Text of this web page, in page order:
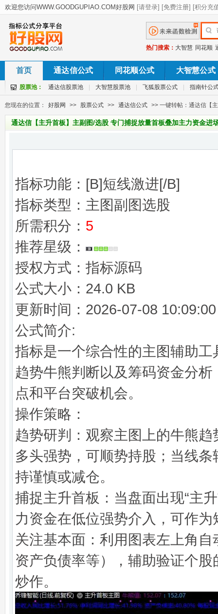
热门搜索： 大智慧 同花顺
首页 通达信公式 同花顺公式 大智慧公式
股票池： 通达信股票池 大智慧股票池 飞狐股票公式 指南针公
您现在的位置： 好股网 >> 股票公式 >> 通达信公式 >> 一键转帖：通达信【
通达信【主升首板】主副图/选股 专门捕捉放量首板叠加主力资金进
指标功能：[B]短线激进[/B]
指标类型：主图副图选股
所需积分： 5
推荐星级：
授权方式：指标源码
公式大小：24.0 KB
更新时间：2026-07-08 10:09:00
公式简介:
指标是一个综合性的主图辅助
趋势牛熊判断以及筹码资金分
点和平台突破机会。
操作策略：
趋势研判：观察主图上的牛熊
多头强势，可顺势持股；当线
持谨慎或减仓。
捕捉主升首板：当盘面出现“主
力资金在低位强势介入，可作
关注基本面：利用图表左上角
资产负债率等），辅助验证个
炒作。